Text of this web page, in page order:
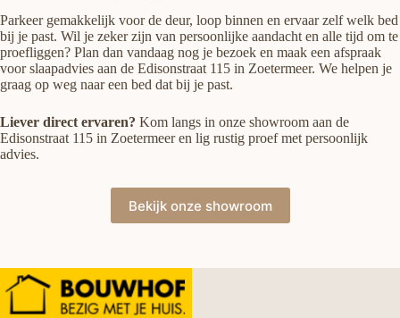
Parkeer gemakkelijk voor de deur, loop binnen en ervaar zelf welk bed
bij je past. Wil je zeker zijn van persoonlijke aandacht en alle tijd om te
proefliggen? Plan dan vandaag nog je bezoek en maak een afspraak
voor slaapadvies aan de Edisonstraat 115 in Zoetermeer. We helpen je
graag op weg naar een bed dat bij je past.
Liever direct ervaren? Kom langs in onze showroom aan de
Edisonstraat 115 in Zoetermeer en lig rustig proef met persoonlijk
advies.
Bekijk onze showroom